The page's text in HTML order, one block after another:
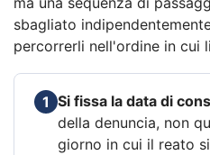
sbagliato
percorrerli nell'ordine in cui
1 Si fissa la data di
della denuncia, non
giorno in cui il reato